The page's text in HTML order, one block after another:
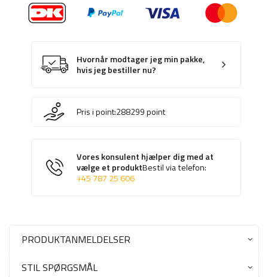
Hvornår modtager jeg min pakke,
hvis jeg bestiller nu?
Pris i point:288299point
Vores konsulent hjælper dig med at
vælge et produktBestil via telefon:
+45 787 25 606
PRODUKTANMELDELSER
STIL SPØRGSMÅL